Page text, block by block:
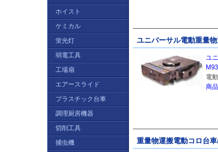
ユニバーサル電動重量
ユ
電
商
重量物運搬電動コロ台
ホイスト
ケミカル
蛍光灯
弱電工具
工場扇
エアースライド
プラスチック台車
調理厨房機器
切削工具
捕虫機